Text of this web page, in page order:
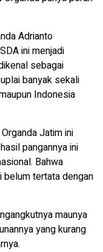
Adrianto
ini menjadi
sebagai
banyak sekali
Indonesia
Jatim ini
pangannya ini
Bahwa
belum tertata dengan
maunya
yang kurang